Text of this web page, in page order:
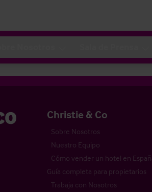
Christie & Co
Sobre Nosotros
Nuestro Equipo
Cómo vender un hotel en
Guía completa para propietarios
Trabaja con Nosotros